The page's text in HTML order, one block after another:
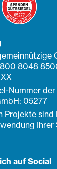
8048
Nummer der
05277
sind
Ihrer